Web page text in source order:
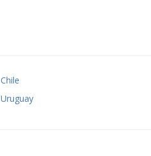
Chile
Uruguay